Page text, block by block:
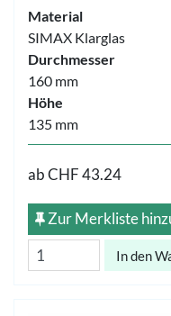
Material
SIMAX Klarglas
Durchmesser
160 mm
Höhe
135 mm
abCHF 43.24
Zur Merkliste
In den